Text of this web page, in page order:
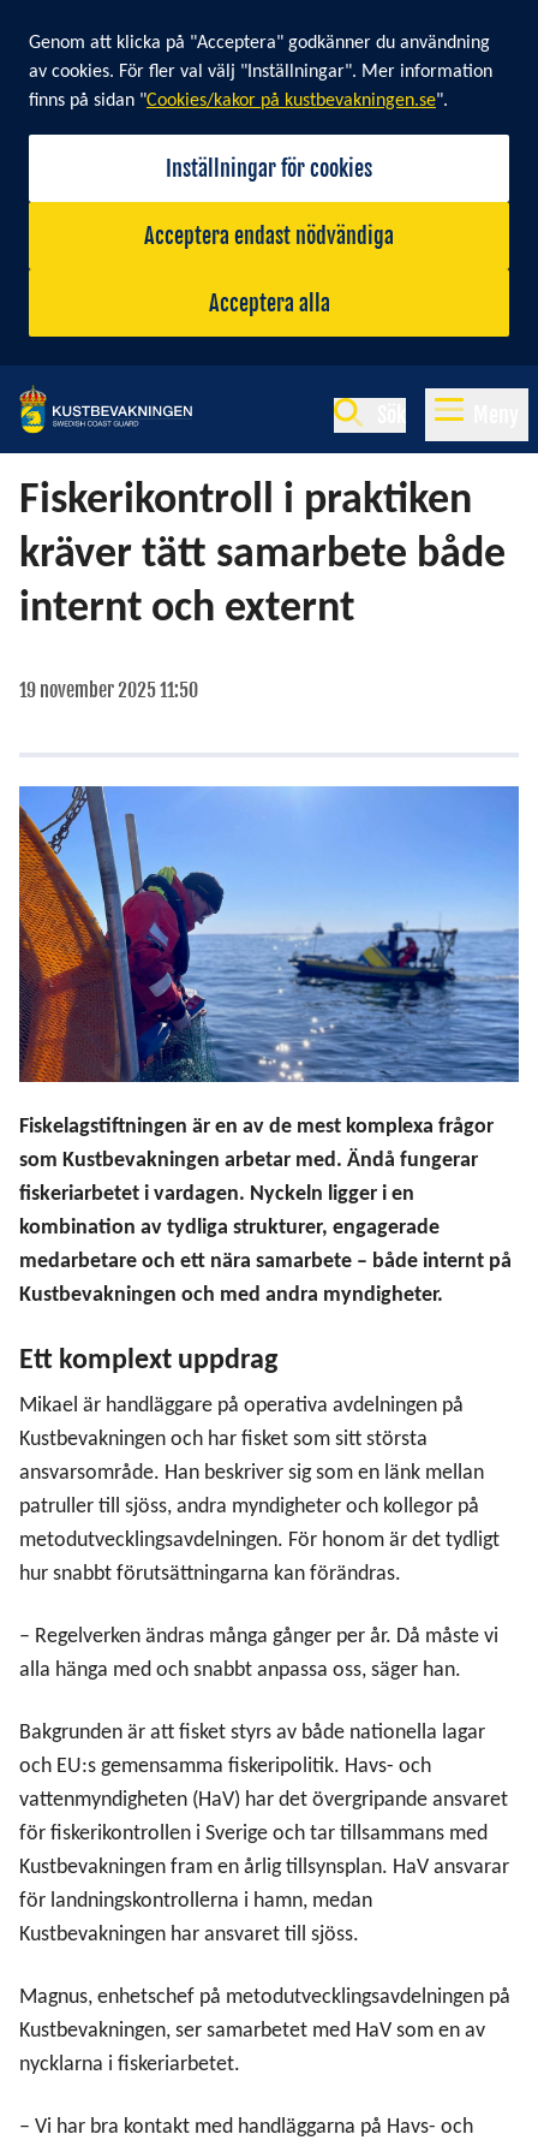
Cookie banner
Genom att klicka på "Acceptera" godkänner du användning
av cookies. För fler val välj "Inställningar". Mer information
finns på sidan "Cookies/kakor på kustbevakningen.se".
Inställningar för cookies
Acceptera endast nödvändiga
Acceptera alla
Fiskerikontroll i praktiken
kräver tätt samarbete både
internt och externt
19 november 2025 11:50
Fiskelagstiftningen är en av de mest komplexa frågor
som Kustbevakningen arbetar med. Ändå fungerar
fiskeriarbetet i vardagen. Nyckeln ligger i en
kombination av tydliga strukturer, engagerade
medarbetare och ett nära samarbete – både internt på
Kustbevakningen och med andra myndigheter.
Ett komplext uppdrag
Mikael är handläggare på operativa avdelningen på
Kustbevakningen och har fisket som sitt största
ansvarsområde. Han beskriver sig som en länk mellan
patruller till sjöss, andra myndigheter och kollegor på
metodutvecklingsavdelningen. För honom är det tydligt
hur snabbt förutsättningarna kan förändras.
– Regelverken ändras många gånger per år. Då måste vi
alla hänga med och snabbt anpassa oss, säger han.
Bakgrunden är att fisket styrs av både nationella lagar
och EU:s gemensamma fiskeripolitik. Havs- och
vattenmyndigheten (HaV) har det övergripande ansvaret
för fiskerikontrollen i Sverige och tar tillsammans med
Kustbevakningen fram en årlig tillsynsplan. HaV ansvarar
för landningskontrollerna i hamn, medan
Kustbevakningen har ansvaret till sjöss.
Magnus, enhetschef på metodutvecklingsavdelningen på
Kustbevakningen, ser samarbetet med HaV som en av
nycklarna i fiskeriarbetet.
– Vi har bra kontakt med handläggarna på Havs- och